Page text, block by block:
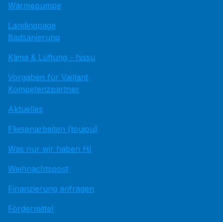
Wärmepumpe
Landingpage
Badsanierung
Klima & Lüftung - hissu
Vorgaben für Vaillant
Kompetenzpartner
Aktuelles
Fliesenarbeiten (toujou)
Was nur wir haben HI
Weihnachtspost
Finanzierung anfragen
Fördermittel